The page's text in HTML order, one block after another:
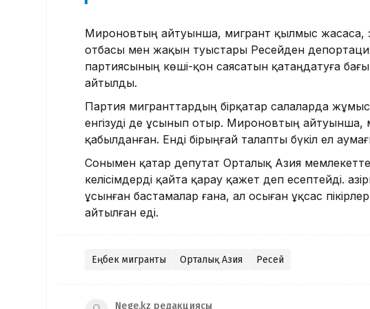
Мироновтың айтуынша, мигрант қылмыс жасаса,
отбасы мен жақын туыстары Ресейден
партиясының көші-қон саясатын қатаңдатуға
айтылды.
Партия мигранттардың бірқатар салаларда
енгізуді де ұсынып отыр. Мироновтың айтуынша,
қабылданған. Енді бірыңғай талапты бүкіл ел
Сонымен қатар депутат Орталық Азия
келісімдерді қайта қарау қажет деп есептейді.
ұсынған бастамалар ғана, ал осыған ұқсас
айтылған еді.
Еңбек мигранты Орталық Азия Ресей
Nege.kz редакциясы